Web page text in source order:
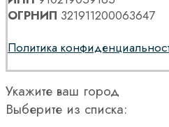
ОГРНИП 321911200063647
Политика
Укажите ваш город
Выберите из списка: